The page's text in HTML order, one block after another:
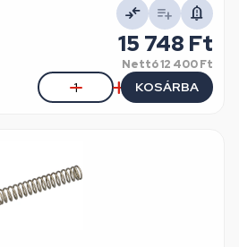
15 748 Ft
Nettó12 400 Ft
KOSÁRBA